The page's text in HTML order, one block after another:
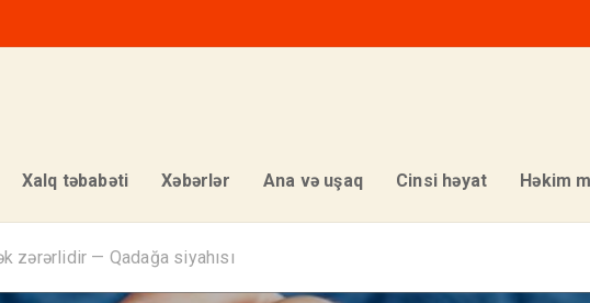
Xalq təbabəti Xəbərlər Ana və uşaq Cinsi həyat Həkim
zərərlidir — Qadağa siyahısı